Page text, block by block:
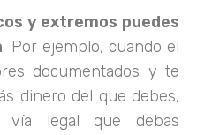
y extremos puedes
. Por ejemplo, cuando el
documentados y te
dinero del que debes,
legal que debas